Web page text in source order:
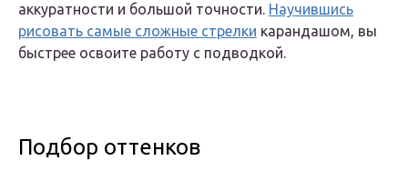
аккуратности и большой точности. Научившись
рисовать самые сложные стрелки карандашом, вы
быстрее освоите работу с подводкой.
Подбор оттенков